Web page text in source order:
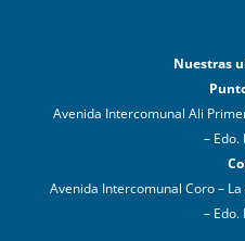
Nuestras
Avenida Intercomunal Ali
– Edo.
Avenida Intercomunal Coro –
– Edo.